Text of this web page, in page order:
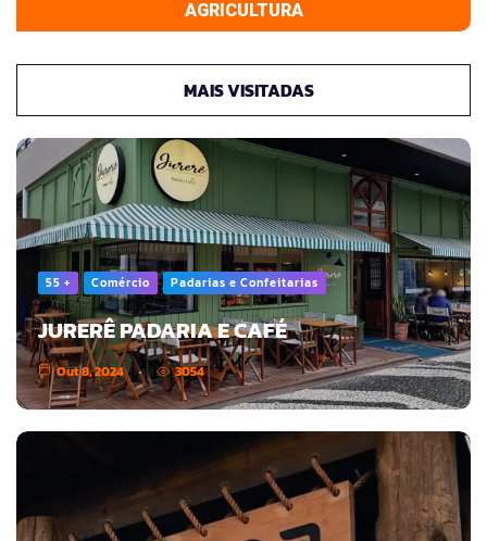
AGRICULTURA
MAIS VISITADAS
55 + Comércio Padarias e Confeitarias
JURERÊ PADARIA E CAFÉ
Out 8, 2024 3054